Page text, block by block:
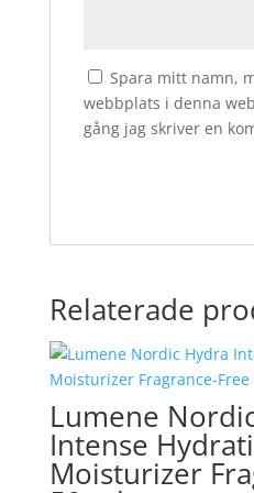
Spara mitt namn,
webbplats i denna
gång jag skriver en
Relaterade
Lumene
Intense
Moisturizer